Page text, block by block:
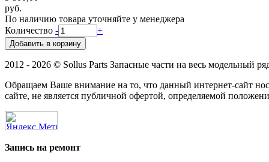
руб.
По наличию товара уточняйте у менеджера
Количество - +
2012 - 2026 © Sollus Parts Запасные части на весь модельный
Обращаем Ваше внимание на то, что данный интернет-сайт
сайте, не является публичной офертой, определяемой
Запись на ремонт